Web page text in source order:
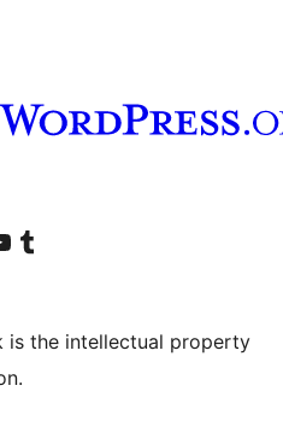
ルへ Tumblr アカウントへ
is the intellectual property